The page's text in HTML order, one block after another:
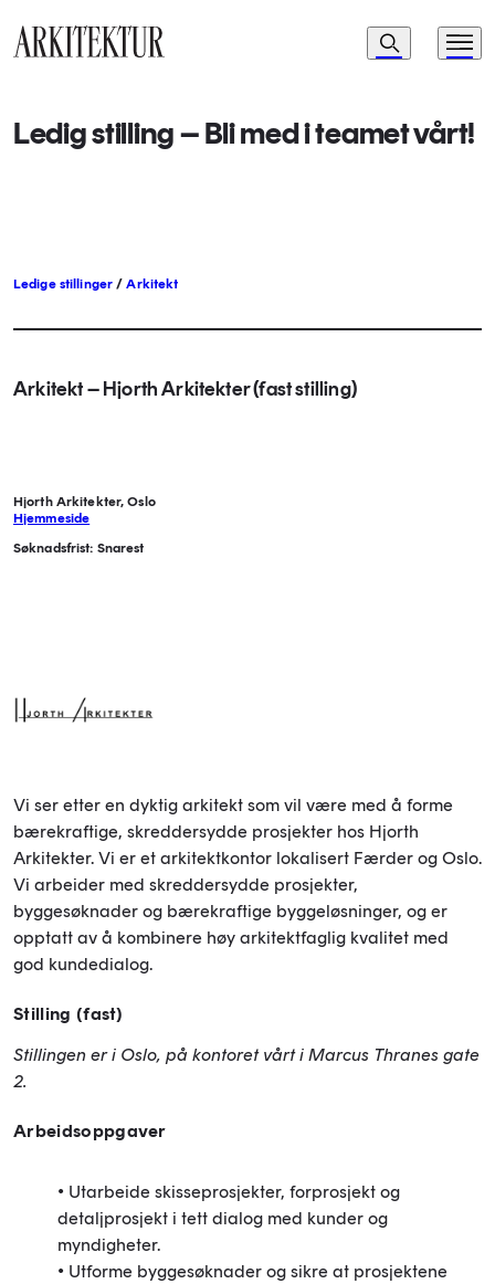
Navigasjon
Søk Meny
Ledig stilling – Bli med i teamet vårt!
Ledige stillinger /Arkitekt
Arkitekt – Hjorth Arkitekter (fast stilling)
Hjorth Arkitekter, Oslo
Hjemmeside
Søknadsfrist: Snarest
Vi ser etter en dyktig arkitekt som vil være med å forme
bærekraftige, skreddersydde prosjekter hos Hjorth
Arkitekter. Vi er et arkitektkontor lokalisert Færder og Oslo.
Vi arbeider med skreddersydde prosjekter,
byggesøknader og bærekraftige byggeløsninger, og er
opptatt av å kombinere høy arkitektfaglig kvalitet med
god kundedialog.
Stilling (fast)
Stillingen er i Oslo, på kontoret vårt i Marcus Thranes gate
2.
Arbeidsoppgaver
• Utarbeide skisseprosjekter, forprosjekt og
detaljprosjekt i tett dialog med kunder og
myndigheter.
• Utforme byggesøknader og sikre at prosjektene